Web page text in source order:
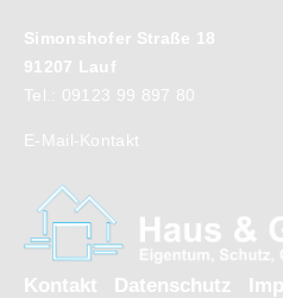
Simonshofer Straße 18
91207 Lauf
Tel.: 09123 99 897 80
E-Mail-Kontakt
Kontakt Datenschutz